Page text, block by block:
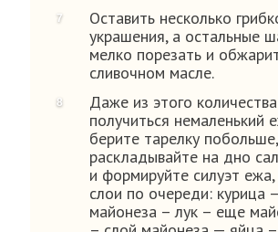
Оставить несколько
украшения, а остальные
мелко порезать и
сливочном масле.
Даже из этого
получиться немаленький
берите тарелку побольше,
раскладывайте на дно
и формируйте силуэт
слои по очереди: курица
майонеза – лук – еще